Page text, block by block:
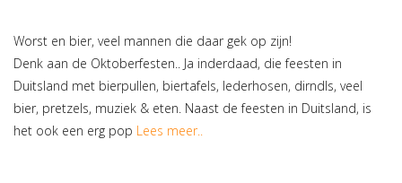
Worst en bier, veel mannen die daar gek op zijn!
Denk aan de Oktoberfesten.. Ja inderdaad, die feesten in
Duitsland met bierpullen, biertafels, lederhosen, dirndls, veel
bier, pretzels, muziek & eten. Naast de feesten in Duitsland, is
het ook een erg pop Lees meer..